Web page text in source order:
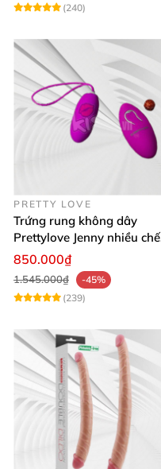
(240)
PRETTY LOVE
Trứng rung không dây
Prettylove Jenny nhiều chế
độ rung silicone Nhật
850.000₫
1.545.000₫
-45%
(239)